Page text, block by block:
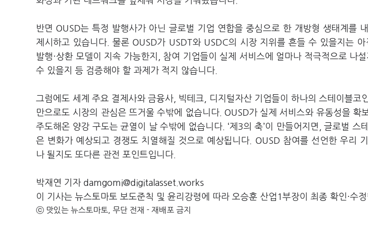
반면 OUSD는 특정 발행사가 아닌 글로벌 기업 연합을 중심으로 한 개방형 생태계를
제시하고 있습니다. 물론 OUSD가 USDT와 USDC의 시장 지위를 흔들 수 있을지는
발행·상환 모델이 지속 가능한지, 참여 기업들이 실제 서비스에 얼마나 적극적으로 나
수 있을지 등 검증해야 할 과제가 적지 않습니다.
그럼에도 세계 주요 결제사와 금융사, 빅테크, 디지털자산 기업들이 하나의 스테이블코
만으로도 시장의 관심은 뜨거울 수밖에 없습니다. OUSD가 실제 서비스와 유동성을 확
주도해온 양강 구도는 균열이 날 수밖에 없습니다. ‘제3의 축’이 만들어지면, 글로벌 스
은 변화가 예상되고 경쟁도 치열해질 것으로 예상됩니다. OUSD 참여를 선언한 우리
나 될지도 또다른 관전 포인트입니다.
박재연 기자 damgomi@digitalasset.works
이 기사는 뉴스토마토 보도준칙 및 윤리강령에 따라 오승훈 산업1부장이 최종 확인·수정
ⓒ 맛있는 뉴스토마토, 무단 전재 - 재배포 금지